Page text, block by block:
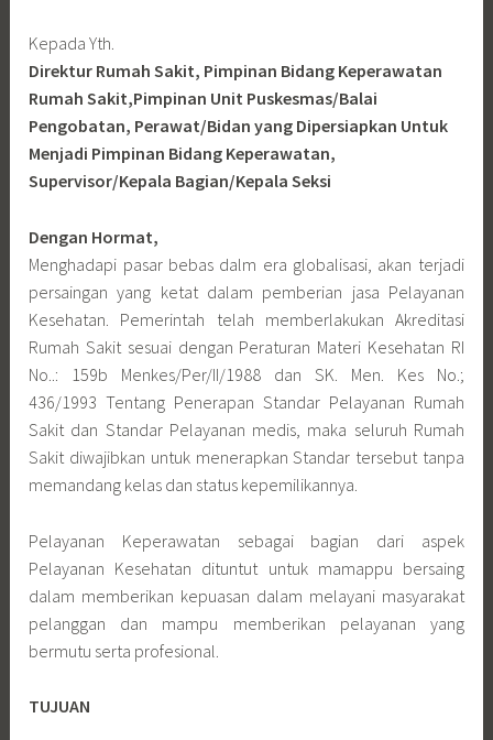
Kepada Yth.
Direktur Rumah Sakit, Pimpinan Bidang Keperawatan
Rumah Sakit,Pimpinan Unit Puskesmas/Balai
Pengobatan, Perawat/Bidan yang Dipersiapkan Untuk
Menjadi Pimpinan Bidang Keperawatan,
Supervisor/Kepala Bagian/Kepala Seksi
Dengan Hormat,
Menghadapi pasar bebas dalm era globalisasi, akan terjadi
persaingan yang ketat dalam pemberian jasa Pelayanan
Kesehatan. Pemerintah telah memberlakukan Akreditasi
Rumah Sakit sesuai dengan Peraturan Materi Kesehatan RI
No..: 159b Menkes/Per/II/1988 dan SK. Men. Kes No.;
436/1993 Tentang Penerapan Standar Pelayanan Rumah
Sakit dan Standar Pelayanan medis, maka seluruh Rumah
Sakit diwajibkan untuk menerapkan Standar tersebut tanpa
memandang kelas dan status kepemilikannya.
Pelayanan Keperawatan sebagai bagian dari aspek
Pelayanan Kesehatan dituntut untuk mamappu bersaing
dalam memberikan kepuasan dalam melayani masyarakat
pelanggan dan mampu memberikan pelayanan yang
bermutu serta profesional.
TUJUAN